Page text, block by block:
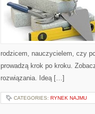
rodzicem, nauczycielem, czy
prowadzą krok po kroku.
rozwiązania. Ideą […]
CATEGORIES: RYNEK NAJMU